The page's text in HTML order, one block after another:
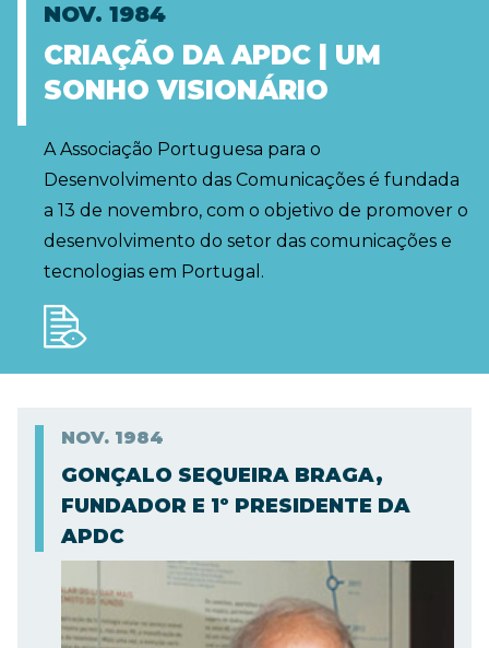
NOV. 1984
CRIAÇÃO DA APDC | UM
SONHO VISIONÁRIO
A Associação Portuguesa para o
Desenvolvimento das Comunicações é fundada
a 13 de novembro, com o objetivo de promover o
desenvolvimento do setor das comunicações e
tecnologias em Portugal.
NOV. 1984
GONÇALO SEQUEIRA BRAGA,
FUNDADOR E 1º PRESIDENTE DA
APDC